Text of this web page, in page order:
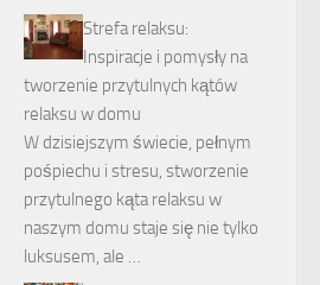
Strefa relaksu:
Inspiracje i pomysły na
tworzenie przytulnych kątów
relaksu w domu
W dzisiejszym świecie, pełnym
pośpiechu i stresu, stworzenie
przytulnego kąta relaksu w
naszym domu staje się nie tylko
luksusem, ale …